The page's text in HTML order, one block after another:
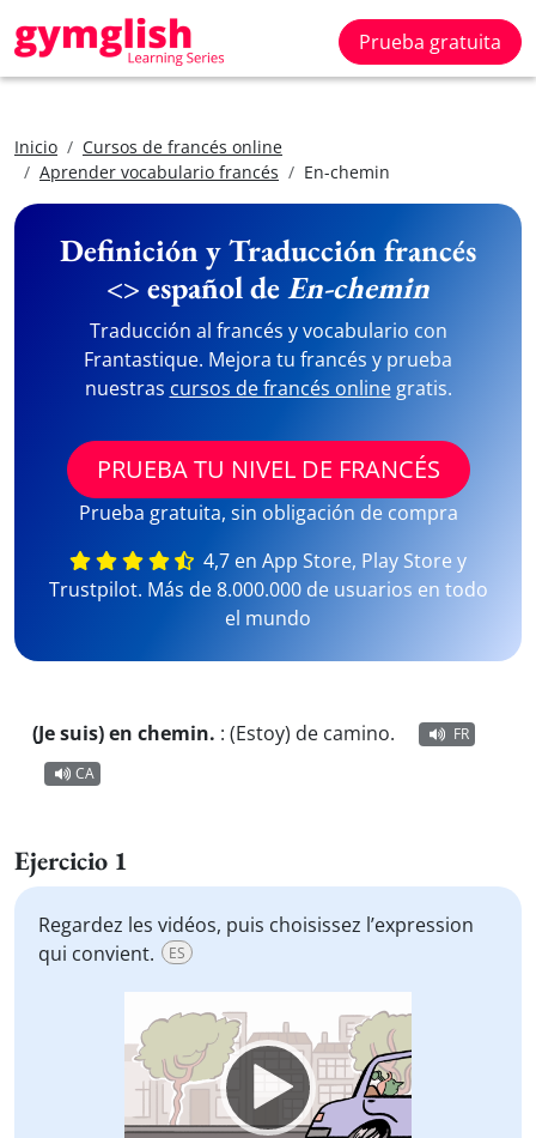
Prueba gratuita
Inicio
Cursos de francés online
Aprender vocabulario francés
En-chemin
Definición y Traducción francés
<> español deEn-chemin
Traducción al francés y vocabulario con
Frantastique. Mejora tu francés y prueba
nuestras cursos de francés onlinegratis.
PRUEBA TU NIVEL DE FRANCÉS
Prueba gratuita, sin obligación de compra
4,7 en App Store, Play Store y
Trustpilot. Más de 8.000.000 de usuarios en todo
el mundo
(Je suis) en chemin. : (Estoy) de camino.
FR
CA
Ejercicio 1
Regardez les vidéos, puis choisissez l’expression
qui convient.
ES